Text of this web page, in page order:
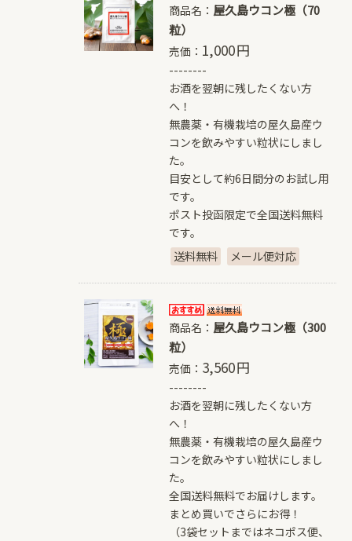
商品名： 屋久島ウコン極（70
粒）
売価： 1,000円
--------
お酒を翌朝に残したくない方
へ！
無農薬・有機栽培の屋久島産ウ
コンを飲みやすい粒状にしまし
た。
目安として約6日間分のお試し用
です。
ポスト投函限定で全国送料無料
です。
送料無料
メール便対応
商品名： 屋久島ウコン極（300
粒）
売価： 3,560円
--------
お酒を翌朝に残したくない方
へ！
無農薬・有機栽培の屋久島産ウ
コンを飲みやすい粒状にしまし
た。
全国送料無料でお届けします。
まとめ買いでさらにお得！
（3袋セットまではネコポス便、